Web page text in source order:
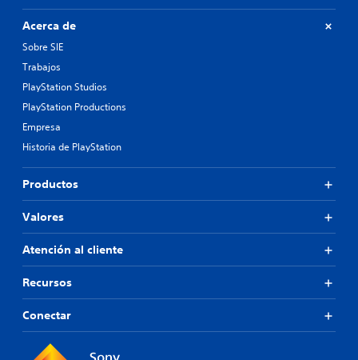
Acerca de
Sobre SIE
Trabajos
PlayStation Studios
PlayStation Productions
Empresa
Historia de PlayStation
Productos
Valores
Atención al cliente
Recursos
Conectar